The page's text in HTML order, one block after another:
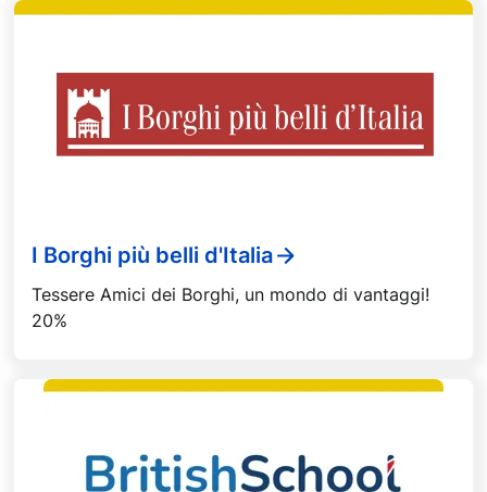
I Borghi più belli d'Italia
Tessere Amici dei Borghi, un mondo di vantaggi!
20%